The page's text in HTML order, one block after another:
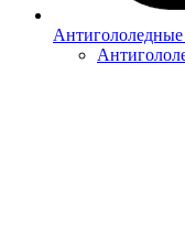
Антигололедные